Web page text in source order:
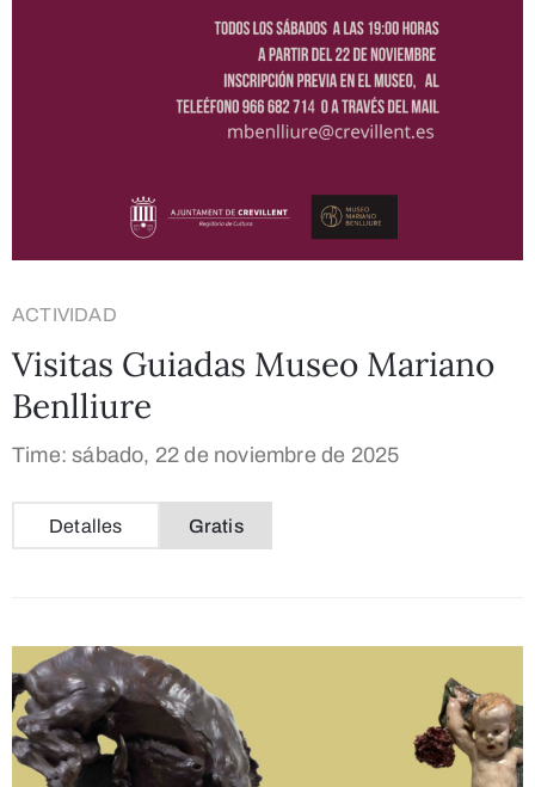
ACTIVIDAD
Visitas Guiadas Museo Mariano
Benlliure
Time: sábado, 22 de noviembre de 2025
Detalles Gratis